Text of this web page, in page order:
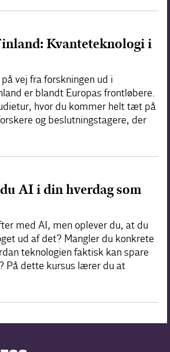
Kvanteteknologi i
vej fra forskningen ud i
er blandt Europas frontløbere.
hvor du kommer helt tæt på
og beslutningstagere, der
AI i din hverdag som
med AI, men oplever du, at du
ud af det? Mangler du konkrete
teknologien faktisk kan spare
På dette kursus lærer du at